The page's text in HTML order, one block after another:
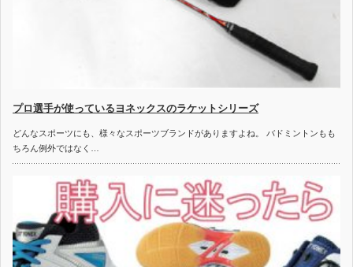
プロ選手が使っているヨネックスのラケットシリーズ
どんなスポーツにも、様々なスポーツブランドがありますよね。 バドミントンもも
ちろん例外ではなく…